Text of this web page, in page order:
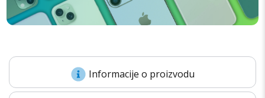
Informacije o proizvodu